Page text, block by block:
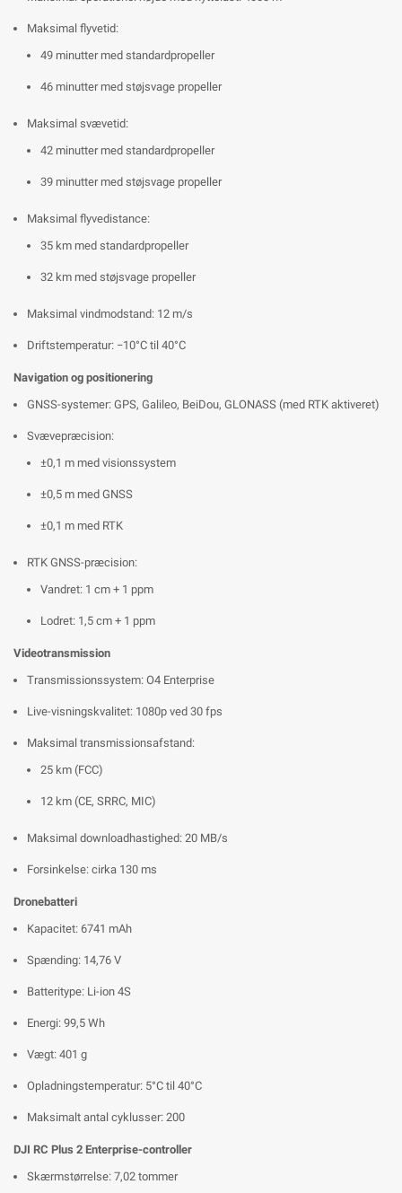
Maksimal flyvetid:
49 minutter med standardpropeller
46 minutter med støjsvage propeller
Maksimal svævetid:
42 minutter med standardpropeller
39 minutter med støjsvage propeller
Maksimal flyvedistance:
35 km med standardpropeller
32 km med støjsvage propeller
Maksimal vindmodstand: 12 m/s
Driftstemperatur: −10°C til 40°C
Navigation og positionering
GNSS-systemer: GPS, Galileo, BeiDou, GLONASS (med RTK aktiveret)
Svævepræcision:
±0,1 m med visionssystem
±0,5 m med GNSS
±0,1 m med RTK
RTK GNSS-præcision:
Vandret: 1 cm + 1 ppm
Lodret: 1,5 cm + 1 ppm
Videotransmission
Transmissionssystem: O4 Enterprise
Live-visningskvalitet: 1080p ved 30 fps
Maksimal transmissionsafstand:
25 km (FCC)
12 km (CE, SRRC, MIC)
Maksimal downloadhastighed: 20 MB/s
Forsinkelse: cirka 130 ms
Dronebatteri
Kapacitet: 6741 mAh
Spænding: 14,76 V
Batteritype: Li-ion 4S
Energi: 99,5 Wh
Vægt: 401 g
Opladningstemperatur: 5°C til 40°C
Maksimalt antal cyklusser: 200
DJI RC Plus 2 Enterprise-controller
Skærmstørrelse: 7,02 tommer